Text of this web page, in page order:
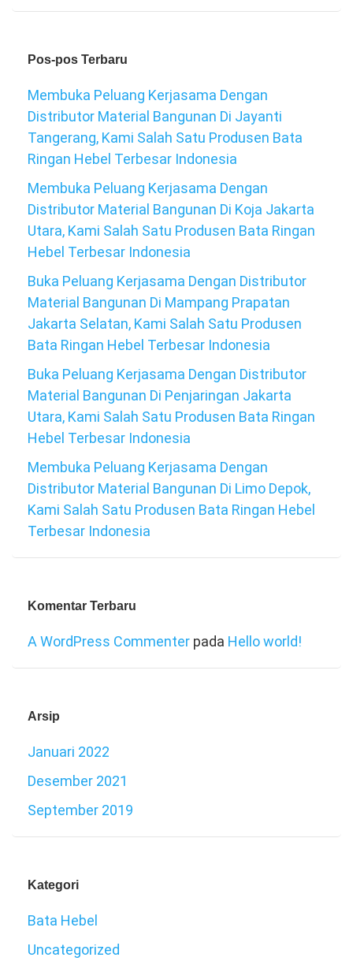
Pos-pos Terbaru
Membuka Peluang Kerjasama Dengan
Distributor Material Bangunan Di Jayanti
Tangerang, Kami Salah Satu Produsen Bata
Ringan Hebel Terbesar Indonesia
Membuka Peluang Kerjasama Dengan
Distributor Material Bangunan Di Koja Jakarta
Utara, Kami Salah Satu Produsen Bata Ringan
Hebel Terbesar Indonesia
Buka Peluang Kerjasama Dengan Distributor
Material Bangunan Di Mampang Prapatan
Jakarta Selatan, Kami Salah Satu Produsen
Bata Ringan Hebel Terbesar Indonesia
Buka Peluang Kerjasama Dengan Distributor
Material Bangunan Di Penjaringan Jakarta
Utara, Kami Salah Satu Produsen Bata Ringan
Hebel Terbesar Indonesia
Membuka Peluang Kerjasama Dengan
Distributor Material Bangunan Di Limo Depok,
Kami Salah Satu Produsen Bata Ringan Hebel
Terbesar Indonesia
Komentar Terbaru
A WordPress Commenter pada Hello world!
Arsip
Januari 2022
Desember 2021
September 2019
Kategori
Bata Hebel
Uncategorized